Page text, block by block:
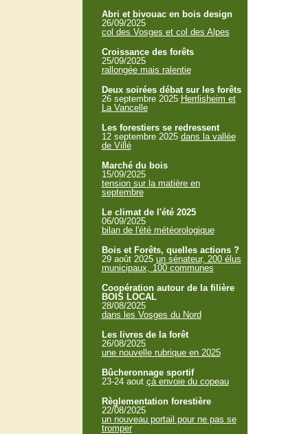
Abri et bivouac en bois design
26/09/2025
col des Vosges et col des Alpes
Croissance des forêts
25/09/2025
rallongée mais ralentie
Deux soirées débat sur les forêts
26 septembre 2025 Herrlisheim et
La Vancelle
Les forestiers se redressent
12 septembre 2025 dans la vallée
de Villé
Marché du bois
15/09/2025
tension sur la matière en
septembre
Le climat de l'été 2025
06/09/2025
bilan de l'été météorologique
Bois et Forêts, quelles actions ?
29 août 2025 un sénateur, 200 élus
municipaux, 100 communes
Coopération autour de la filière
BOIS LOCAL
28/08/2025
dans les Vosges du Nord
Les livres de la forêt
26/08/2025
une nouvelle rubrique en 2025
Bûcheronnage sportif
23-24 aout çà envoie du copeau
Règlementation forestière
22/08/2025
un nouveau portail pour ne pas se
tromper